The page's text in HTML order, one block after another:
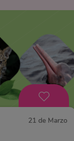
21 de Marzo